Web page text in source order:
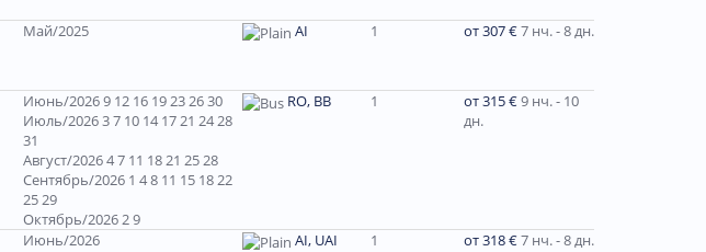
Май/2025 AI 1 от 307 €7 нч. - 8 дн.
Июнь/2026 9 12 16 19 23 26 30
Июль/2026 3 7 10 14 17 21 24 28
31
Август/2026 4 7 11 18 21 25 28
Сентябрь/2026 1 4 8 11 15 18 22
25 29
Октябрь/2026 2 9
RO, BB 1 от 315 €9 нч. - 10
дн.
Июнь/2026 AI, UAI 1 от 318 €7 нч. - 8 дн.